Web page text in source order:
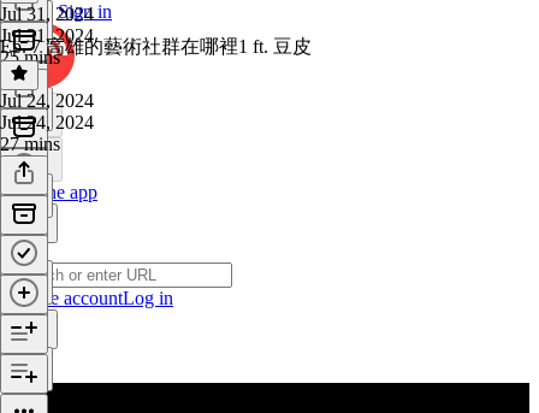
Sign in
Get the app
Create accountLog in
Jul 31, 2024
Jul 31, 2024
25 mins
Ep. 7 高雄的藝術社群在哪裡1 ft. 豆皮
Jul 24, 2024
Jul 24, 2024
27 mins